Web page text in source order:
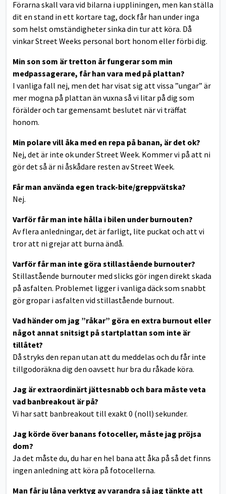
Förarna skall vara vid bilarna i uppliningen, men kan ställa
dit en stand in ett kortare tag, dock får han under inga
som helst omständigheter sinka din tur att köra. Då
vinkar Street Weeks personal bort honom eller förbi dig.
Min son som är tretton år fungerar som min
medpassagerare, får han vara med på plattan?
I vanliga fall nej, men det har visat sig att vissa ”ungar” är
mer mogna på plattan än vuxna så vi litar på dig som
förälder och tar gemensamt beslutet när vi träffat
honom.
Min polare vill åka med en repa på banan, är det ok?
Nej, det är inte ok under Street Week. Kommer vi på att ni
gör det så är ni åskådare resten av Street Week.
Får man använda egen track-bite/greppvätska?
Nej.
Varför får man inte hålla i bilen under burnouten?
Av flera anledningar, det är farligt, lite puckat och att vi
tror att ni grejar att burna ändå.
Varför får man inte göra stillastående burnouter?
Stillastående burnouter med slicks gör ingen direkt skada
på asfalten. Problemet ligger i vanliga däck som snabbt
gör gropar i asfalten vid stillastående burnout.
Vad händer om jag ”råkar” göra en extra burnout eller
något annat snitsigt på startplattan som inte är
tillåtet?
Då stryks den repan utan att du meddelas och du får inte
tillgodoräkna dig den oavsett hur bra du råkade köra.
Jag är extraordinärt jättesnabb och bara måste veta
vad banbreakout är på?
Vi har satt banbreakout till exakt 0 (noll) sekunder.
Jag körde över banans fotoceller, måste jag pröjsa
dom?
Ja det måste du, du har en hel bana att åka på så det finns
ingen anledning att köra på fotocellerna.
Man får ju låna verktyg av varandra så jag tänkte att